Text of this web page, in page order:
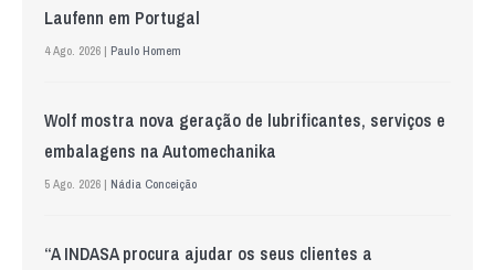
Laufenn em Portugal
4 Ago. 2026 | Paulo Homem
Wolf mostra nova geração de lubrificantes, serviços e
embalagens na Automechanika
5 Ago. 2026 | Nádia Conceição
“A INDASA procura ajudar os seus clientes a